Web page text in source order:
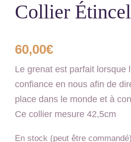
Collier
60,00€
Le grenat est parfait lorsque
confiance en nous afin de
place dans le monde et à
Ce collier mesure 42,5cm
En stock (peut être commandé)